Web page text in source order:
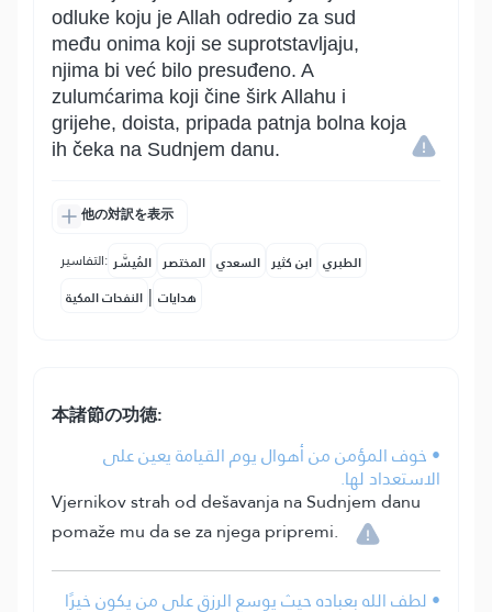
odluke koju je Allah odredio za sud
među onima koji se suprotstavljaju,
njima bi već bilo presuđeno. A
zulumćarima koji čine širk Allahu i
grijehe, doista, pripada patnja bolna koja
ih čeka na Sudnjem danu.
他の対訳を表示
التفاسير: المُيسَّر المختصر السعدي ابن كثير الطبري
النفحات المكية | هدايات
本諸節の功徳:
• خوف المؤمن من أهوال يوم القيامة يعين على
الاستعداد لها.
Vjernikov strah od dešavanja na Sudnjem danu
pomaže mu da se za njega pripremi.
• لطف الله بعباده حيث يوسع الرزق على من يكون خيرًا